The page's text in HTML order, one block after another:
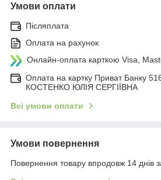
Умови оплати
Післяплата
Оплата на рахунок
Онлайн-оплата карткою Visa,
Оплата на картку Приват Банку
КОСТЕНКО ЮЛІЯ СЕРГІЇВНА
Всі умови оплати
Умови повернення
Повернення товару впродовж 14 днів